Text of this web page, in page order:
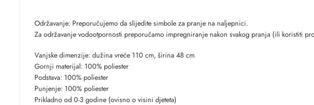
Održavanje: Preporučujemo da slijedite simbole za pranje na naljepnici.
Za održavanje vodootpornosti preporučamo impregniranje nakon svakog pranja (ili koristiti
Vanjske dimenzije: dužina vreće 110 cm, širina 48 cm
Gornji materijal: 100% poliester
Podstava: 100% poliester
Punjenje: 100% poliester
Prikladno od 0-3 godine (ovisno o visini djeteta)